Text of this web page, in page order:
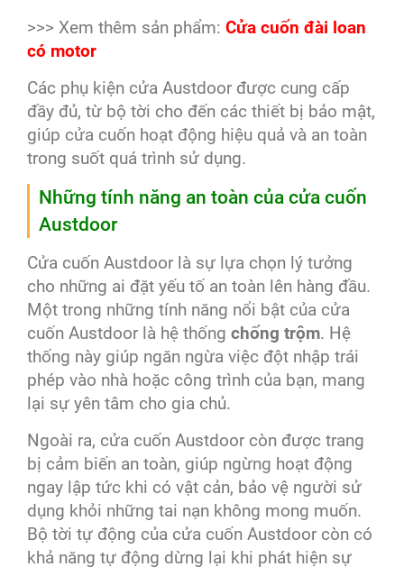
>>> Xem thêm sản phẩm: Cửa cuốn đài loan
có motor
Các phụ kiện cửa Austdoor được cung cấp
đầy đủ, từ bộ tời cho đến các thiết bị bảo mật,
giúp cửa cuốn hoạt động hiệu quả và an toàn
trong suốt quá trình sử dụng.
Những tính năng an toàn của cửa cuốn
Austdoor
Cửa cuốn Austdoor là sự lựa chọn lý tưởng
cho những ai đặt yếu tố an toàn lên hàng đầu.
Một trong những tính năng nổi bật của cửa
cuốn Austdoor là hệ thống chống trộm. Hệ
thống này giúp ngăn ngừa việc đột nhập trái
phép vào nhà hoặc công trình của bạn, mang
lại sự yên tâm cho gia chủ.
Ngoài ra, cửa cuốn Austdoor còn được trang
bị cảm biến an toàn, giúp ngừng hoạt động
ngay lập tức khi có vật cản, bảo vệ người sử
dụng khỏi những tai nạn không mong muốn.
Bộ tời tự động của cửa cuốn Austdoor còn có
khả năng tự động dừng lại khi phát hiện sự